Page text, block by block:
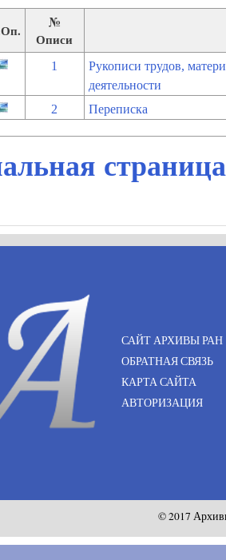
№
Описи
1
Рукописи трудов,
деятельности
2
Переписка
САЙТ АРХИВЫ РАН
ОБРАТНАЯ СВЯЗЬ
КАРТА САЙТА
АВТОРИЗАЦИЯ
© 2017